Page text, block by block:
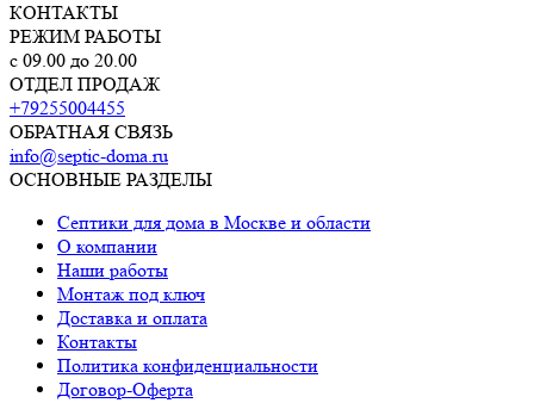
КОНТАКТЫ
РЕЖИМ РАБОТЫ
с 09.00 до 20.00
ОТДЕЛ ПРОДАЖ
+79255004455
ОБРАТНАЯ СВЯЗЬ
info@septic-doma.ru
ОСНОВНЫЕ РАЗДЕЛЫ
Септики для дома в Москве и области
О компании
Наши работы
Монтаж под ключ
Доставка и оплата
Контакты
Политика конфиденциальности
Договор-Оферта